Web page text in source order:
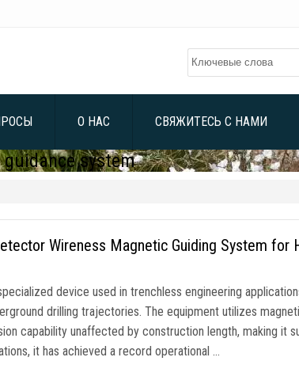
О НАС СВЯЖИТЕСЬ С НАМИ
system
Wireness Magnetic Guiding System for
device used in trenchless engineering
drilling trajectories.The equipment utilizes
capability unaffected by construction length,making it
,it has achieved a record operational …